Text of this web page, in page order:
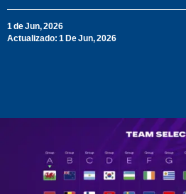
1 de Jun, 2026
Actualizado: 1 De Jun, 2026